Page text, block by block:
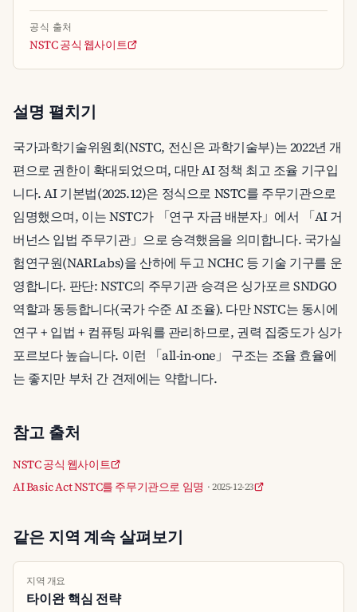
공식 출처
NSTC 공식 웹사이트
설명 펼치기
국가과학기술위원회(NSTC, 전신은 과학기술부)는 2022년 개
편으로 권한이 확대되었으며, 대만 AI 정책 최고 조율 기구입
니다. AI 기본법(2025.12)은 정식으로 NSTC를 주무기관으로
임명했으며, 이는 NSTC가 「연구 자금 배분자」에서 「AI 거
버넌스 입법 주무기관」으로 승격했음을 의미합니다. 국가실
험연구원(NARLabs)을 산하에 두고 NCHC 등 기술 기구를 운
영합니다. 판단: NSTC의 주무기관 승격은 싱가포르 SNDGO
역할과 동등합니다(국가 수준 AI 조율). 다만 NSTC는 동시에
연구 + 입법 + 컴퓨팅 파워를 관리하므로, 권력 집중도가 싱가
포르보다 높습니다. 이런 「all-in-one」 구조는 조율 효율에
는 좋지만 부처 간 견제에는 약합니다.
참고 출처
NSTC 공식 웹사이트
AI Basic Act NSTC를 주무기관으로 임명 · 2025-12-23
같은 지역 계속 살펴보기
지역 개요
타이완 핵심 전략